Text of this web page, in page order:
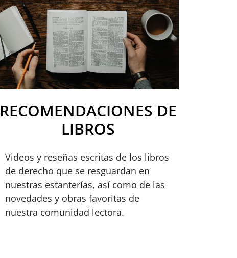
RECOMENDACIONES DE
LIBROS
Videos y reseñas escritas de los libros
de derecho que se resguardan en
nuestras estanterías, así como de las
novedades y obras favoritas de
nuestra comunidad lectora.